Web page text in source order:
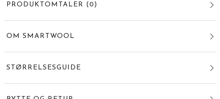
PRODUKTOMTALER (0 )
OM SMARTWOOL
STØRRELSESGUIDE